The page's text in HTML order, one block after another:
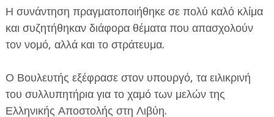
ΠΛΗΡΟΦΟΡΙΕΣ
Η συνάντηση πραγματοποιήθηκε σε πολύ καλό κλίμα
και συζητήθηκαν διάφορα θέματα που απασχολούν
τον νομό, αλλά και το στράτευμα.
Ο Βουλευτής εξέφρασε στον υπουργό, τα ειλικρινή
του συλλυπητήρια για το χαμό των μελών της
Ελληνικής Αποστολής στη Λιβύη.